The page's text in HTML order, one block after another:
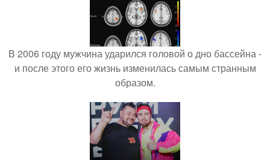
В 2006 году мужчина ударился головой о дно бассейна -
и после этого его жизнь изменилась самым странным
образом.